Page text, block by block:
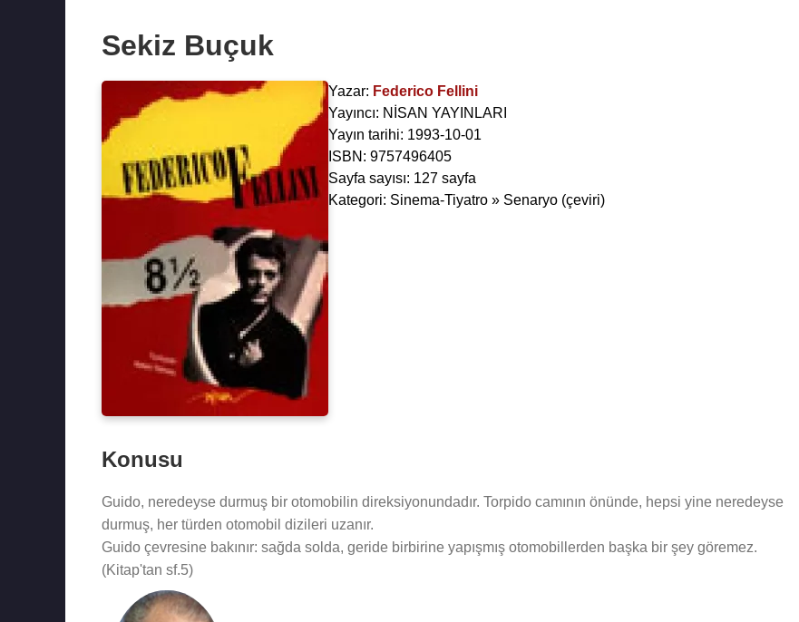
Sekiz Buçuk
Yazar: Federico Fellini
Yayıncı: NİSAN YAYINLARI
Yayın tarihi: 1993-10-01
ISBN: 9757496405
Sayfa sayısı: 127 sayfa
Kategori: Sinema-Tiyatro » Senaryo (çeviri)
Konusu
Guido, neredeyse durmuş bir otomobilin direksiyonundadır. Torpido camının önünde, hepsi yine neredeyse
durmuş, her türden otomobil dizileri uzanır.
Guido çevresine bakınır: sağda solda, geride birbirine yapışmış otomobillerden başka bir şey göremez.
(Kitap'tan sf.5)